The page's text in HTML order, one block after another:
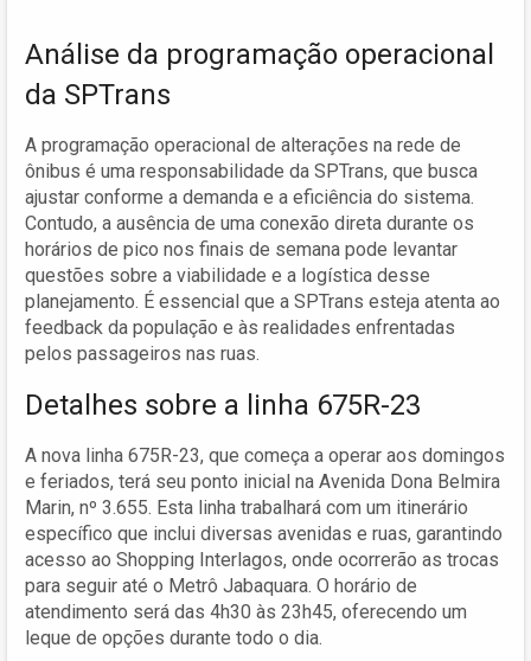
Análise da programação operacional
da SPTrans
A programação operacional de alterações na rede de
ônibus é uma responsabilidade da SPTrans, que busca
ajustar conforme a demanda e a eficiência do sistema.
Contudo, a ausência de uma conexão direta durante os
horários de pico nos finais de semana pode levantar
questões sobre a viabilidade e a logística desse
planejamento. É essencial que a SPTrans esteja atenta ao
feedback da população e às realidades enfrentadas
pelos passageiros nas ruas.
Detalhes sobre a linha 675R-23
A nova linha 675R-23, que começa a operar aos domingos
e feriados, terá seu ponto inicial na Avenida Dona Belmira
Marin, nº 3.655. Esta linha trabalhará com um itinerário
específico que inclui diversas avenidas e ruas, garantindo
acesso ao Shopping Interlagos, onde ocorrerão as trocas
para seguir até o Metrô Jabaquara. O horário de
atendimento será das 4h30 às 23h45, oferecendo um
leque de opções durante todo o dia.